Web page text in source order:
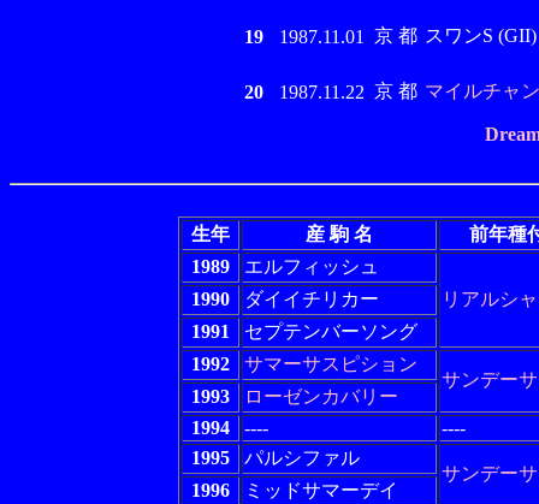
19 1987.11.01 京 都 スワンS (GII)
20 1987.11.22 京 都 マイルチャ
生年 産 駒 名
前年種
1989
エルフィッシュ
リアルシ
1990
ダイイチリカー
1991
セプテンバーソング
1992
サマーサスピション
サンデー
1993
ローゼンカバリー
1994
----
----
1995
パルシファル
サンデー
1996
ミッドサマーデイ